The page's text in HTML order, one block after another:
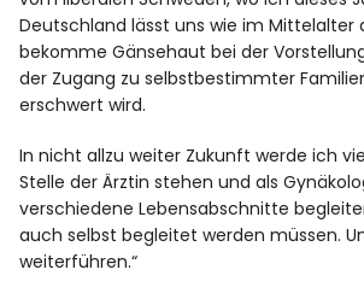
Deutschland lässt uns wie im Mittelalter
bekomme Gänsehaut bei der
der Zugang zu selbstbestimmter
erschwert wird.
In nicht allzu weiter Zukunft werde ich
Stelle der Ärztin stehen und als
verschiedene Lebensabschnitte
auch selbst begleitet werden müssen.
weiterführen.“